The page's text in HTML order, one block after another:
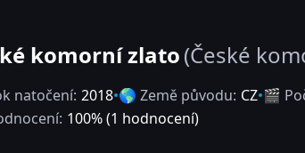
komorní zlato(České
natočení: 2018 🌎 Země původu: CZ 🎬
100% (1 hodnocení)